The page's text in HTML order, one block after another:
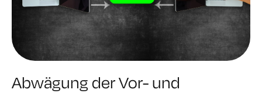
Abwägung der Vor- und